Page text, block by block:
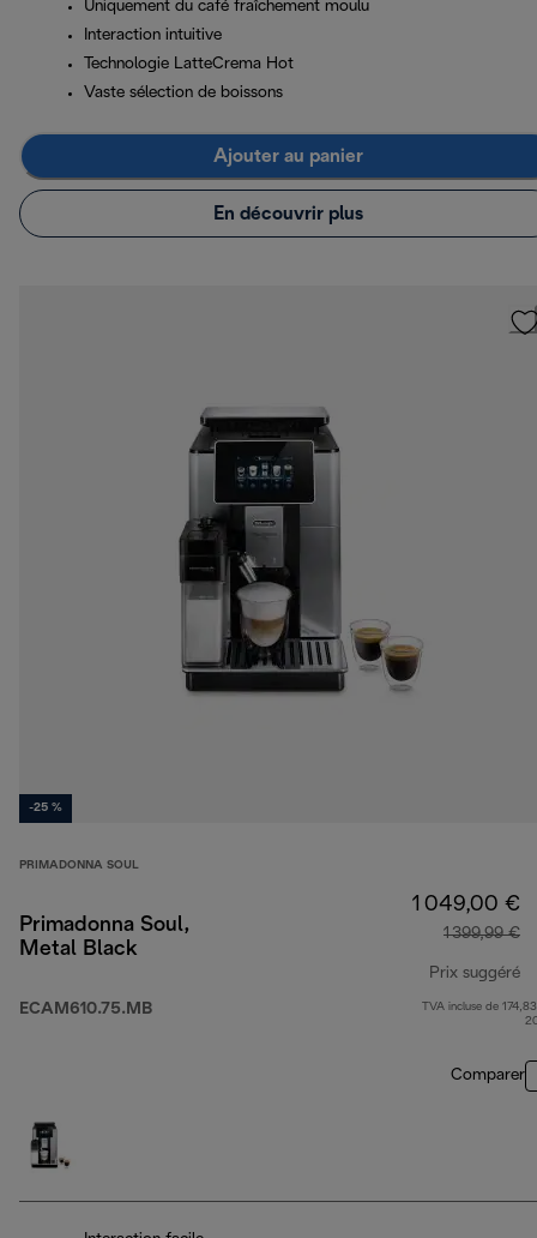
Uniquement du café fraîchement moulu
Interaction intuitive
Technologie LatteCrema Hot
Vaste sélection de boissons
Ajouter au panier
En découvrir plus
-25 %
PRIMADONNA SOUL
Primadonna Soul,
Metal Black
ECAM610.75.MB
1 049,00 €
1 399,99 €
Prix suggéré
TVA incluse de
Comparer